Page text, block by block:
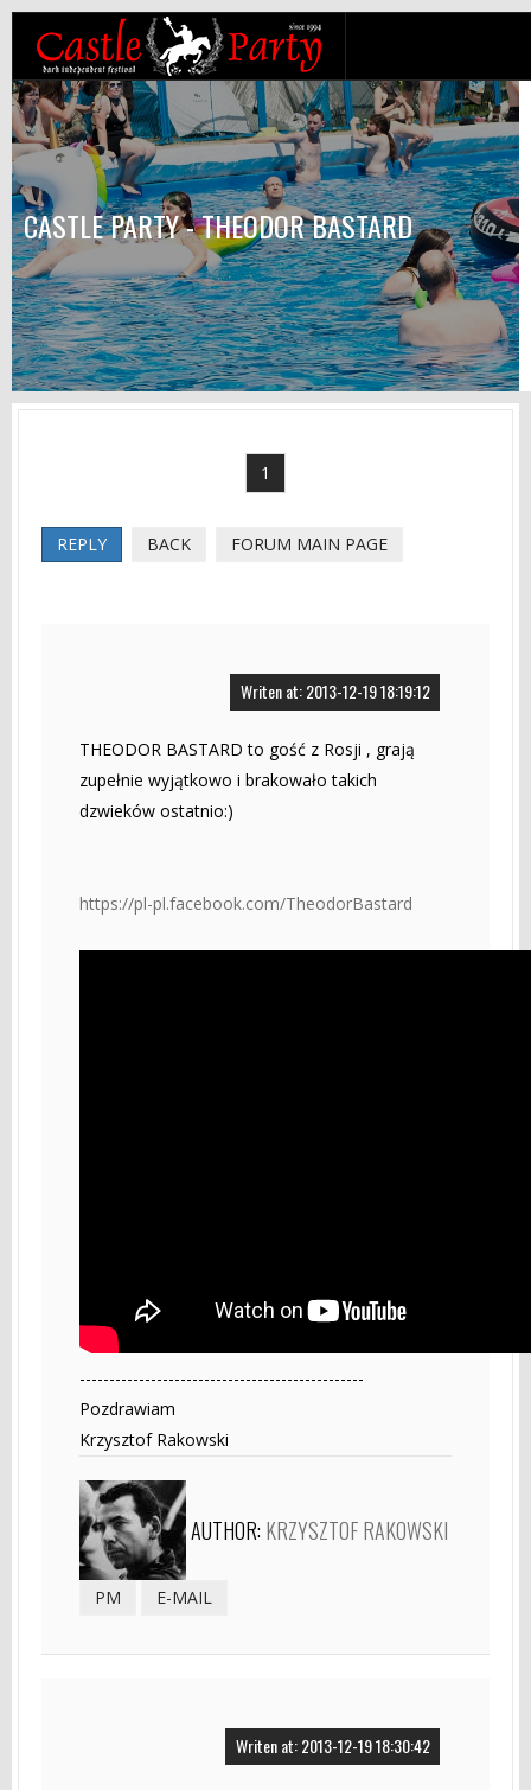
CASTLE PARTY - THEODOR BASTARD
1
REPLY BACK FORUM MAIN PAGE
Writen at: 2013-12-19 18:19:12
THEODOR BASTARD to gość z Rosji , grają
zupełnie wyjątkowo i brakowało takich
dzwieków ostatnio:)
https://pl-pl.facebook.com/TheodorBastard
------------------------------------------------
Pozdrawiam
Krzysztof Rakowski
AUTHOR: KRZYSZTOF RAKOWSKI
PM E-MAIL
Writen at: 2013-12-19 18:30:42